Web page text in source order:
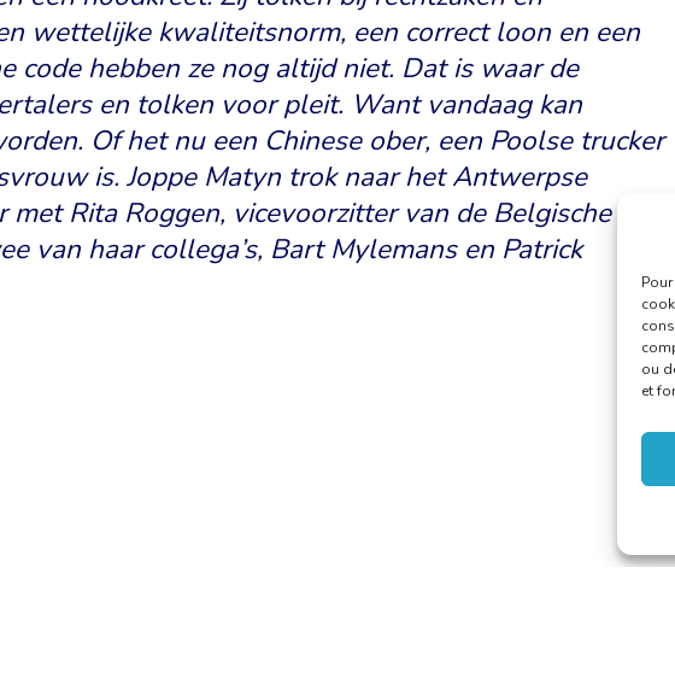
ou
et
wettelijke kwaliteitsnorm, een correct loon en een
code hebben ze nog altijd niet. Dat is waar de
en tolken voor pleit. Want vandaag kan
Of het nu een Chinese ober, een Poolse trucker
is. Joppe Matyn trok naar het Antwerpse
met Rita Roggen, vicevoorzitter van de Belgische
van haar collega’s, Bart Mylemans en Patrick